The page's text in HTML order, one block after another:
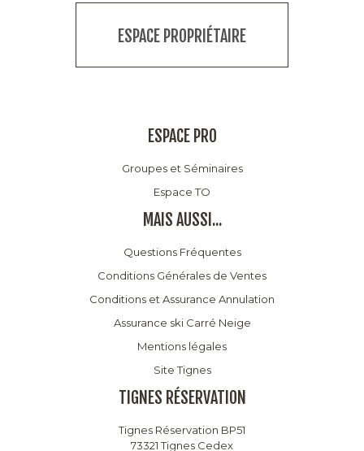
ESPACE PROPRIÉTAIRE
ESPACE PRO
Groupes et Séminaires
Espace TO
MAIS AUSSI...
Questions Fréquentes
Conditions Générales de Ventes
Conditions et Assurance Annulation
Assurance ski Carré Neige
Mentions légales
Site Tignes
TIGNES RÉSERVATION
Tignes Réservation BP51
73321 Tignes Cedex